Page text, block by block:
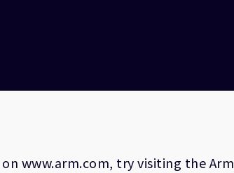
www.arm.com, try visiting the Arm